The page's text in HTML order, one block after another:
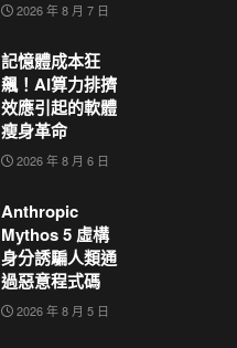
2026 年 8 月 7 日
記憶體成本狂
飆！AI算力排擠
效應引起的軟體
瘦身革命
2026 年 8 月 6 日
Anthropic
Mythos 5 虛構
身分誘騙人類通
過惡意程式碼
2026 年 8 月 5 日